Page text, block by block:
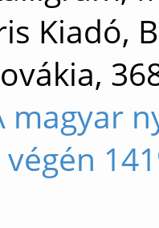
Kiadó,
magyar
végén